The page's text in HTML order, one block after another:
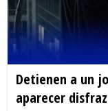
Detienen a un
aparecer